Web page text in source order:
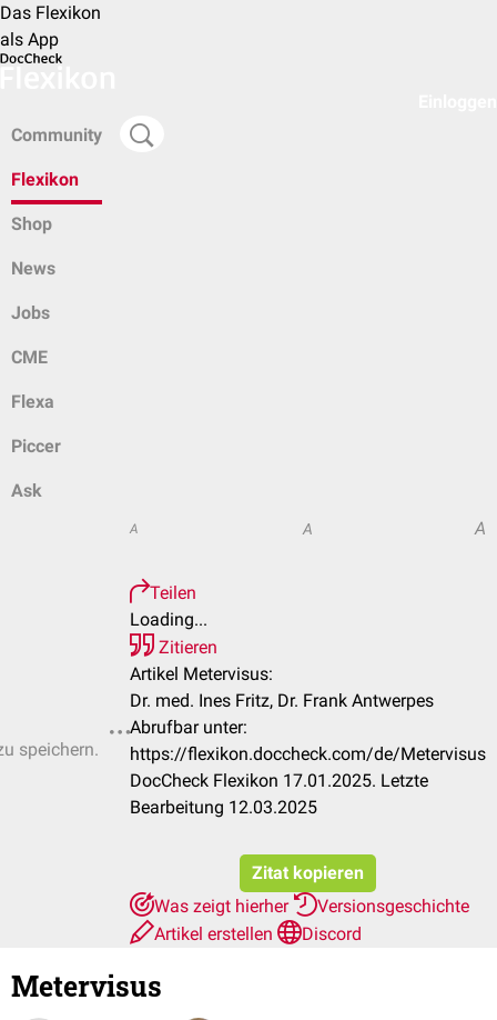
Das Flexikon
als App
Community
Flexikon
Shop
News
Jobs
CME
Flexa
Piccer
Ask
speichern.
A A A
Teilen
Loading...
Zitieren
Artikel Metervisus:
Dr. med. Ines Fritz, Dr. Frank Antwerpes
Abrufbar unter:
https://flexikon.doccheck.com/de/Metervisus
DocCheck Flexikon 17.01.2025. Letzte
Bearbeitung 12.03.2025
Zitat kopieren
Was zeigt hierher
Versionsgeschichte
Artikel erstellen
Discord
Metervisus